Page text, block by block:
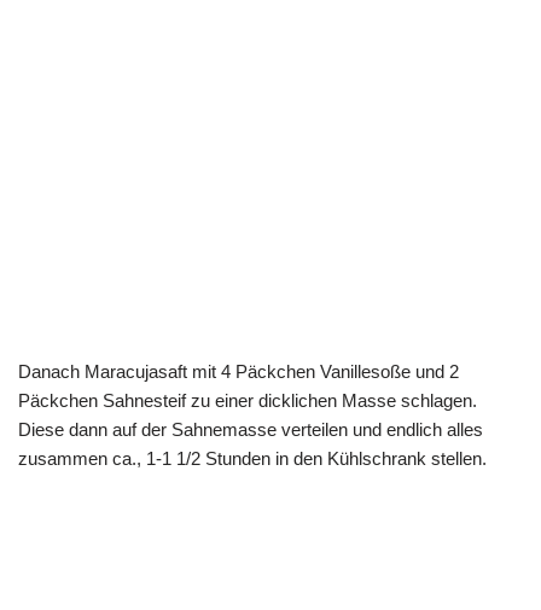
Danach Maracujasaft mit 4 Päckchen Vanillesoße und 2
Päckchen Sahnesteif zu einer dicklichen Masse schlagen.
Diese dann auf der Sahnemasse verteilen und endlich alles
zusammen ca., 1-1 1/2 Stunden in den Kühlschrank stellen.